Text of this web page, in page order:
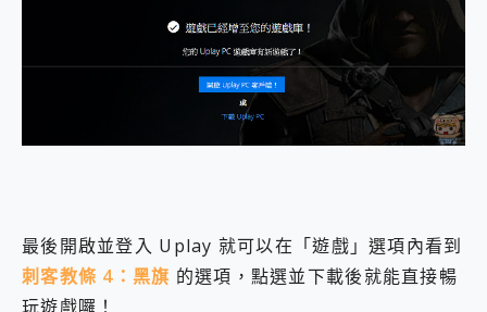
最後開啟並登入 Uplay 就可以在「遊戲」選項內看到
刺客教條 4：黑旗 的選項，點選並下載後就能直接暢
玩遊戲囉！